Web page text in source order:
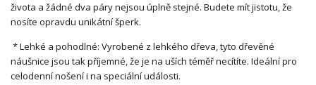
života a žádné dva páry nejsou úplně stejné. Budete mít jistotu, že
nosíte opravdu unikátní šperk.
* Lehké a pohodlné: Vyrobené z lehkého dřeva, tyto dřevěné
náušnice jsou tak příjemné, že je na uších téměř necítíte. Ideální pro
celodenní nošení i na speciální události.